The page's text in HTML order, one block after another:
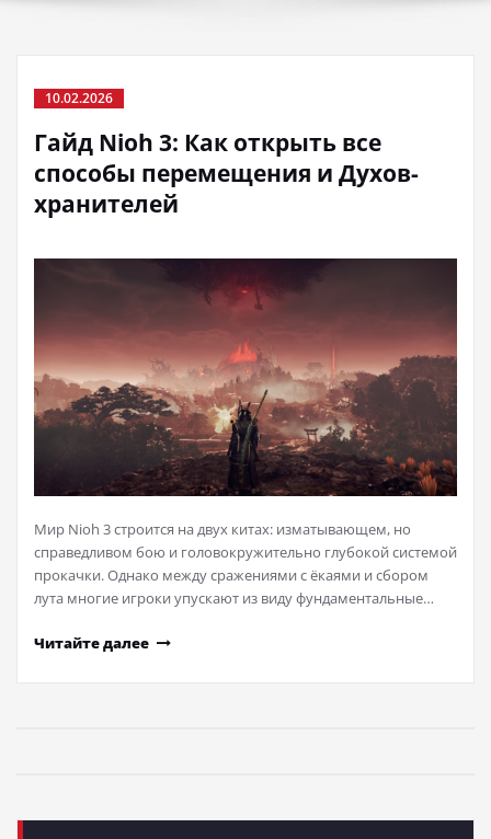
10.02.2026
Гайд Nioh 3: Как открыть все
способы перемещения и Духов-
хранителей
Мир Nioh 3 строится на двух китах: изматывающем, но
справедливом бою и головокружительно глубокой системой
прокачки. Однако между сражениями с ёкаями и сбором
лута многие игроки упускают из виду фундаментальные…
Читайте далее